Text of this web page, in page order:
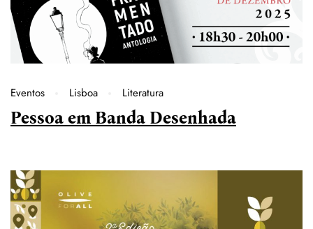
Eventos Lisboa Literatura
Pessoa em Banda Desenhada